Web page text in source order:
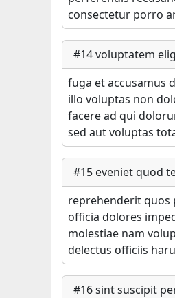
consectetur porro
#14voluptatem
fuga et accusamus
illo voluptas non
facere ad qui
sed aut voluptas
#15 eveniet quod
reprehenderit quos
officia dolores
molestiae nam
delectus officiis
#16sint suscipit